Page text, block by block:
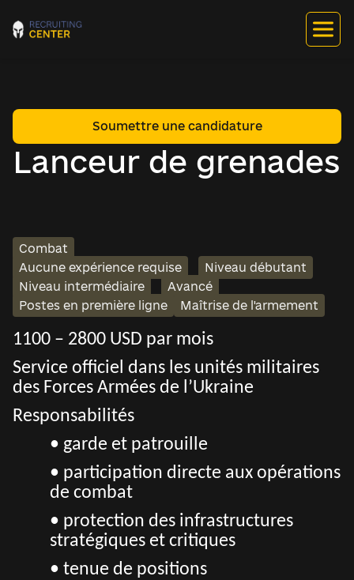
Lanceur de grenades
Soumettre une candidature
Combat
Aucune expérience requise
Niveau débutant
Niveau intermédiaire
Avancé
Postes en première ligne
Maîtrise de l'armement
1100 – 2800 USD par mois
Service officiel dans les unités militaires
des Forces Armées de l’Ukraine
Responsabilités
• garde et patrouille
• participation directe aux opérations
de combat
• protection des infrastructures
stratégiques et critiques
• tenue de positions